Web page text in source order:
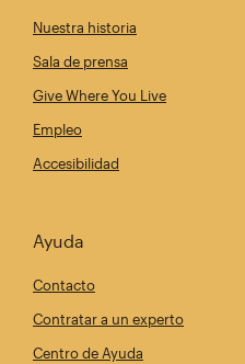
Nuestra historia
Sala de prensa
Give Where You Live
Empleo
Accesibilidad
Ayuda
Contacto
Contratar a un experto
Centro de Ayuda